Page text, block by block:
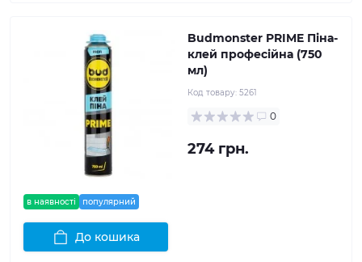
в наявності популярний
Budmonster PRIME Піна-
клей професійна (750
мл)
Код товару: 5261
0
274 грн.
До кошика